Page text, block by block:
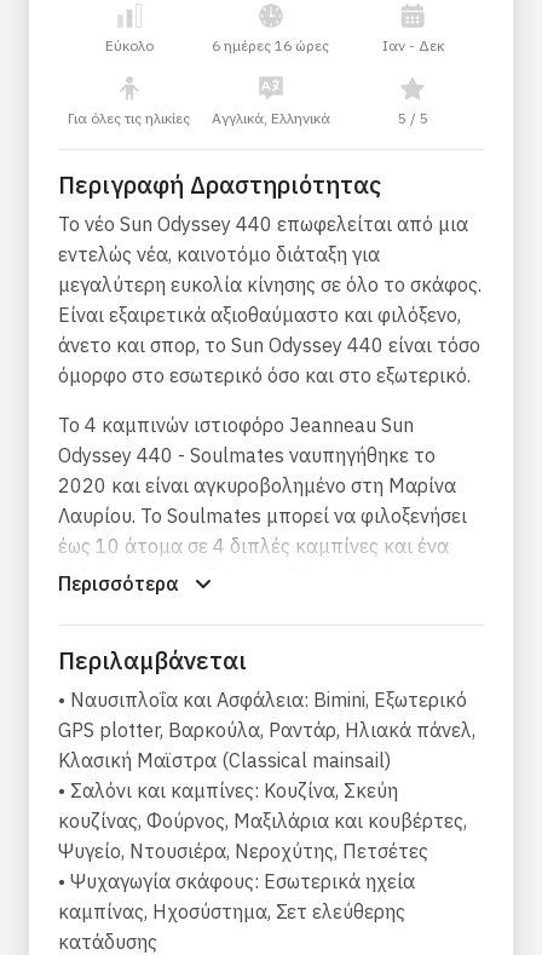
Εύκολο 6 ημέρες 16 ώρες Ιαν - Δεκ
Για όλες τις ηλικίες Αγγλικά, Ελληνικά 5 / 5
Περιγραφή Δραστηριότητας
Το νέο Sun Odyssey 440 επωφελείται από μια
εντελώς νέα, καινοτόμο διάταξη για
μεγαλύτερη ευκολία κίνησης σε όλο το σκάφος.
Είναι εξαιρετικά αξιοθαύμαστο και φιλόξενο,
άνετο και σπορ, το Sun Odyssey 440 είναι τόσο
όμορφο στο εσωτερικό όσο και στο εξωτερικό.
To 4 καμπινών ιστιοφόρο Jeanneau Sun
Odyssey 440 - Soulmates ναυπηγήθηκε το
2020 και είναι αγκυροβολημένο στη Μαρίνα
Λαυρίου. Το Soulmates μπορεί να φιλοξενήσει
έως 10 άτομα σε 4 διπλές καμπίνες και ένα
σαλόνι με 2 επιπλέον κρεβάτια. Κατά την
Το ιστιοπλοϊκό σκάφος Soulmates προσφέρει 2
τουαλέτες και ντους.
Το Jeanneau διαθέτει κλασική μαΐστρα, ηλιακά
πάνελ, Bimini και Bow thruster. Διαθέτει επίσης
σύστημα ήχου, εξωτερικά και εσωτερικά ηχεία.
Η πλήρως εξοπλισμένη κουζίνα περιλαμβάνει
φούρνο, κουζίνα, νεροχύτη και μαγειρικά
σκεύη.
Περισσότερα
Περιλαμβάνεται
• Ναυσιπλοΐα και Ασφάλεια: Bimini, Εξωτερικό
GPS plotter, Βαρκούλα, Ραντάρ, Ηλιακά πάνελ,
Κλασική Μαϊστρα (Classical mainsail)
• Σαλόνι και καμπίνες: Κουζίνα, Σκεύη
κουζίνας, Φούρνος, Μαξιλάρια και κουβέρτες,
Ψυγείο, Ντουσιέρα, Νεροχύτης, Πετσέτες
• Ψυχαγωγία σκάφους: Εσωτερικά ηχεία
καμπίνας, Ηχοσύστημα, Σετ ελεύθερης
κατάδυσης